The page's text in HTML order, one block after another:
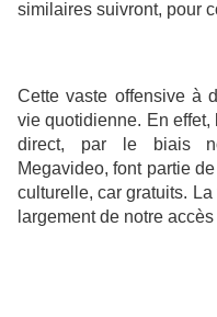
similaires suivront, pour
Cette vaste offensive à
vie quotidienne. En
direct, par le biais
Megavideo, font partie
culturelle, car gratuits.
largement de notre